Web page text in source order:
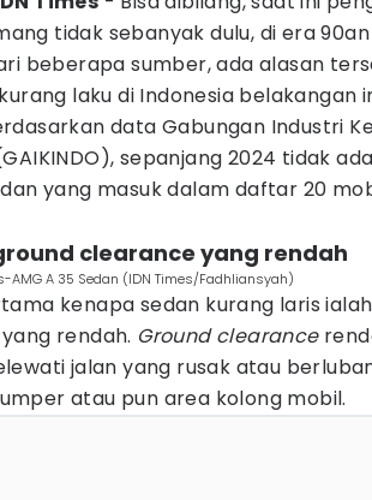
tidak sebanyak dulu, di era
beberapa sumber, ada alasan
laku di Indonesia belakangan
data Gabungan Industri
sepanjang 2024 tidak
yang masuk dalam daftar 20
clearance yang rendah
AMG A 35 Sedan (IDN Times/Fadhliansyah)
kenapa sedan kurang laris
rendah. Ground clearance
jalan yang rusak atau
atau pun area kolong mobil.